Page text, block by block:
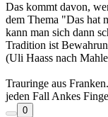
Das kommt davon,
dem Thema "Das hat
kann man sich dann
Tradition ist
(Uli Haass nach
Trauringe aus
jeden Fall Ankes
0